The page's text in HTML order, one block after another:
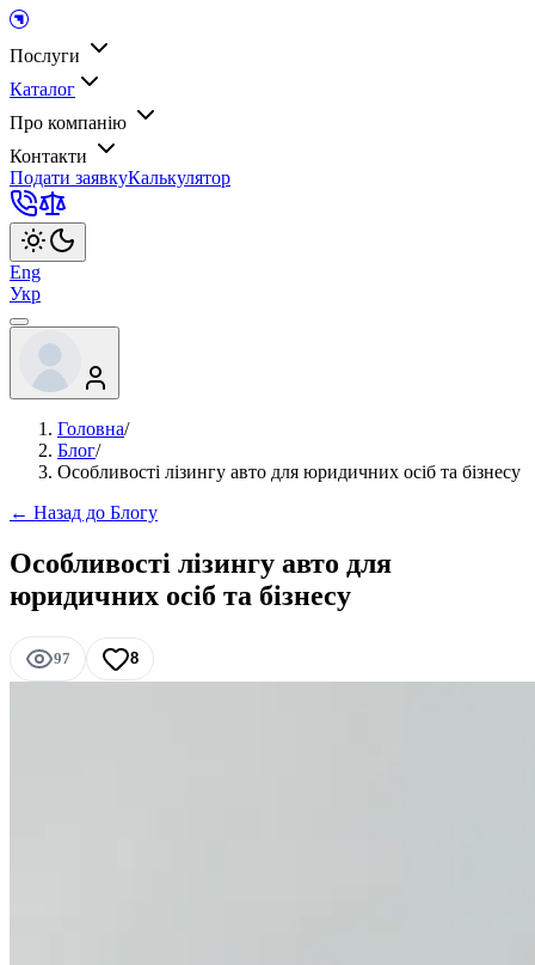
Послуги
Каталог
Про компанію
Контакти
Подати заявкуКалькулятор
Eng
Укр
Головна/
Блог/
Особливості лізингу авто для юридичних осіб та бізнесу
← Назад до Блогу
Особливості лізингу авто для
юридичних осіб та бізнесу
97 8